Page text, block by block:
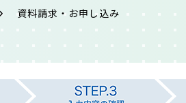
資料請求・お申し込み